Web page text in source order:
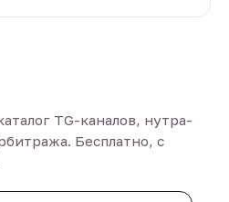
TG-каналов, нутра-
Бесплатно, с